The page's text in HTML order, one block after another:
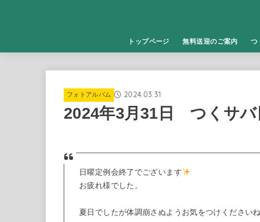
トップページ 無料送迎のご案内 つ
フォトアルバム 2024.03.31
2024年3月31日 つくサバ
日曜定例会終了でございます
お疲れ様でした。
夏日でしたが体調崩さぬようお気をつけくださいね